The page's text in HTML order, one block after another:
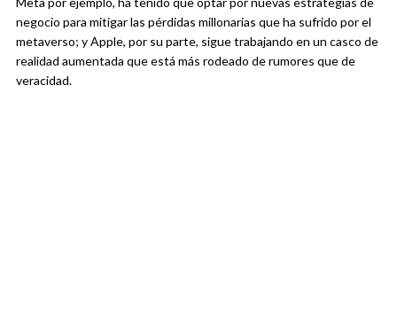
negocio para mitigar las pérdidas millonarias que ha sufrido por el
metaverso; y Apple, por su parte, sigue trabajando en un casco de
realidad aumentada que está más rodeado de rumores que de
veracidad.